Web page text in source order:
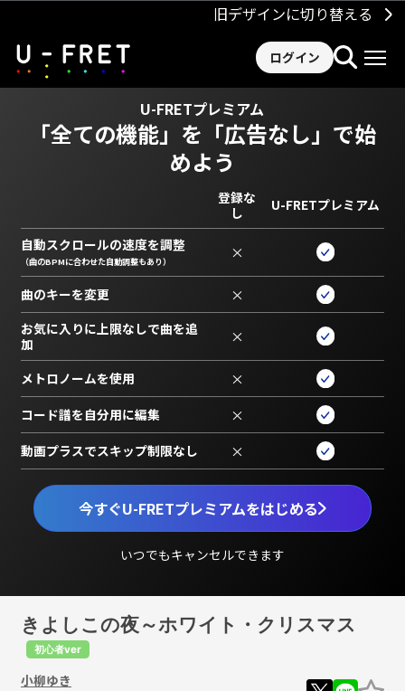
旧デザインに切り替える
ログイン
U-FRETプレミアム
「全ての機能」を 「広告なし」で始
めよう
今すぐU-FRETプレミアムをはじめる
いつでもキャンセルできます
登録な
し
U-FRETプレミアム
自動スクロールの速度を調整
（曲のBPMに合わせた自動調整もあり） ×
曲のキーを変更 ×
お気に入りに上限なしで曲を追
加
×
メトロノームを使用 ×
コード譜を自分用に編集 ×
動画プラスでスキップ制限なし ×
きよしこの夜～ホワイト・クリスマス
初心者ver
小柳ゆき